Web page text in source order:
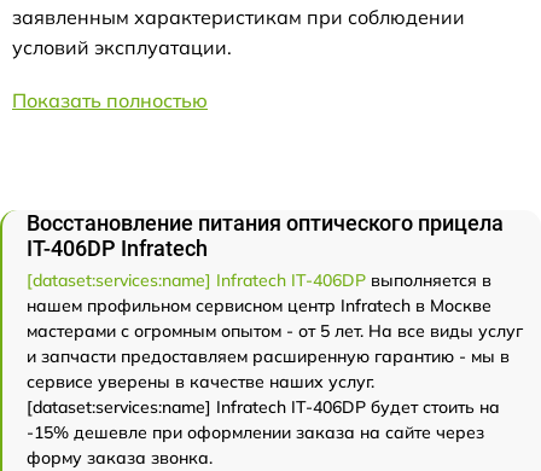
заявленным характеристикам при соблюдении
условий эксплуатации.
Показать полностью
Восстановление питания оптического прицела
IT-406DP Infratech
[dataset:services:name] Infratech IT-406DP выполняется в
нашем профильном сервисном центр Infratech в Москве
мастерами с огромным опытом - от 5 лет. На все виды услуг
и запчасти предоставляем расширенную гарантию - мы в
сервисе уверены в качестве наших услуг.
[dataset:services:name] Infratech IT-406DP будет стоить на
-15% дешевле при оформлении заказа на сайте через
форму заказа звонка.